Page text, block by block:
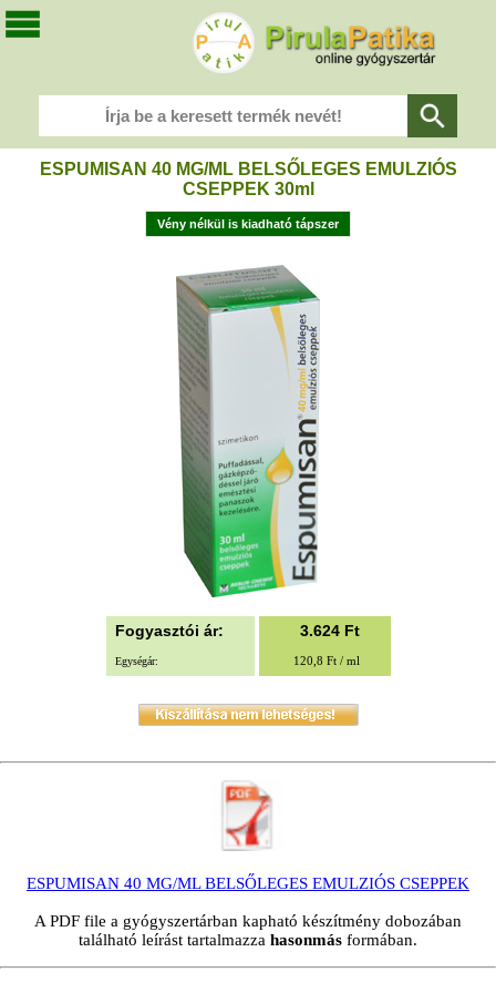
ESPUMISAN 40 MG/ML BELSŐLEGES EMULZIÓS
CSEPPEK 30ml
Vény nélkül is kiadható tápszer
Fogyasztói ár: 3.624Ft
Egységár: 120,8 Ft / ml
ESPUMISAN 40 MG/ML BELSŐLEGES EMULZIÓS CSEPPEK
A PDF file a gyógyszertárban kapható készítmény dobozában
található leírást tartalmazza hasonmás formában.